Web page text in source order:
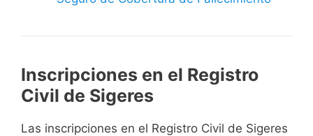
Inscripciones en el Registro
Civil de Sigeres
Las inscripciones en el Registro Civil de Sigeres